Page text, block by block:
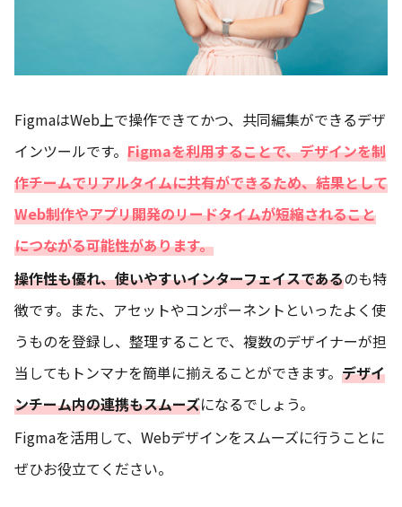
FigmaはWeb上で操作できてかつ、共同編集ができるデザ
インツールです。 Figmaを利用することで、デザインを制
作チームでリアルタイムに共有ができるため、結果として
Web制作やアプリ開発のリードタイムが短縮されること
につながる可能性があります。
操作性も優れ、使いやすいインターフェイスであるのも特
徴です。また、アセットやコンポーネントといったよく使
うものを登録し、整理することで、複数のデザイナーが担
当してもトンマナを簡単に揃えることができます。 デザイ
ンチーム内の連携もスムーズになるでしょう。
Figmaを活用して、Webデザインをスムーズに行うことに
ぜひお役立てください。